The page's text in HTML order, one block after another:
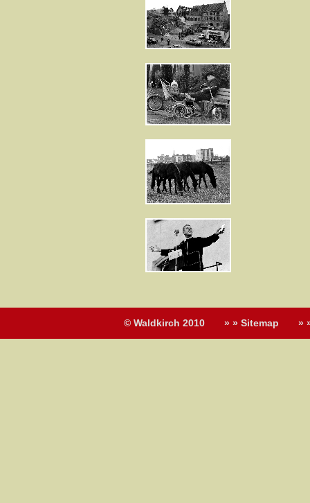
© Waldkirch 2010 » » Sitemap »